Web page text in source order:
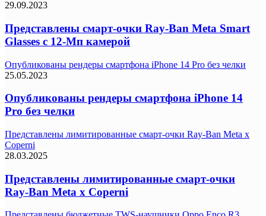
29.09.2023
Представлены смарт-очки Ray-Ban Meta Smart
Glasses с 12-Мп камерой
Опубликованы рендеры смартфона iPhone 14 Pro без челки
25.05.2023
Опубликованы рендеры смартфона iPhone 14
Pro без челки
Представлены лимитированные смарт-очки Ray-Ban Meta x
Coperni
28.03.2025
Представлены лимитированные смарт-очки
Ray-Ban Meta x Coperni